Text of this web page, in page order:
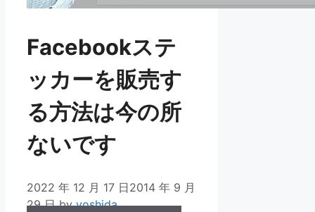
Facebookステ
ッカーを販売す
る方法は今の所
ないです
2022 年 12 月 17 日2014 年 9 月
29 日 byyoshida